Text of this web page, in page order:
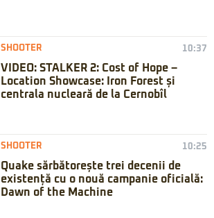
SHOOTER 10:37
VIDEO: STALKER 2: Cost of Hope –
Location Showcase: Iron Forest și
centrala nucleară de la Cernobîl
SHOOTER 10:25
Quake sărbătorește trei decenii de
existență cu o nouă campanie oficială:
Dawn of the Machine